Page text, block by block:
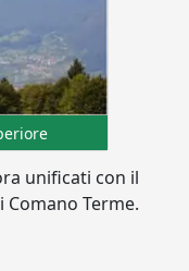
unificati con il
Terme.